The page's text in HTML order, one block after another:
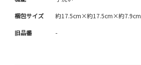
梱包サイズ 約17.5cm×約17.5cm×約7.9cm
旧品番 -